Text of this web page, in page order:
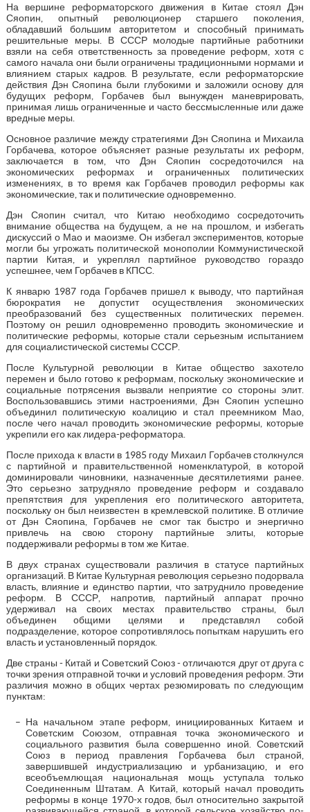
На вершине реформаторского движения в Китае стоял Дэн
Сяопин, опытный революционер старшего поколения,
обладавший большим авторитетом и способный принимать
решительные меры. В СССР молодые партийные работники
взяли на себя ответственность за проведение реформ, хотя с
самого начала они были ограничены традиционными нормами и
влиянием старых кадров. В результате, если реформаторские
действия Дэн Сяопина были глубокими и заложили основу для
будущих реформ, Горбачев был вынужден маневрировать,
принимая лишь ограниченные и часто бессмысленные или даже
вредные меры.
Основное различие между стратегиями Дэн Сяопина и Михаила
Горбачева, которое объясняет разные результаты их реформ,
заключается в том, что Дэн Сяопин сосредоточился на
экономических реформах и ограниченных политических
изменениях, в то время как Горбачев проводил реформы как
экономические, так и политические одновременно.
Дэн Сяопин считал, что Китаю необходимо сосредоточить
внимание общества на будущем, а не на прошлом, и избегать
дискуссий о Мао и маоизме. Он избегал экспериментов, которые
могли бы угрожать политической монополии Коммунистической
партии Китая, и укреплял партийное руководство гораздо
успешнее, чем Горбачев в КПСС.
К январю 1987 года Горбачев пришел к выводу, что партийная
бюрократия не допустит осуществления экономических
преобразований без существенных политических перемен.
Поэтому он решил одновременно проводить экономические и
политические реформы, которые стали серьезным испытанием
для социалистической системы СССР.
После Культурной революции в Китае общество захотело
перемен и было готово к реформам, поскольку экономические и
социальные потрясения вызвали неприятие со стороны элит.
Воспользовавшись этими настроениями, Дэн Сяопин успешно
объединил политическую коалицию и стал преемником Мао,
после чего начал проводить экономические реформы, которые
укрепили его как лидера-реформатора.
После прихода к власти в 1985 году Михаил Горбачев столкнулся
с партийной и правительственной номенклатурой, в которой
доминировали чиновники, назначенные десятилетиями ранее.
Это серьезно затрудняло проведение реформ и создавало
препятствия для укрепления его политического авторитета,
поскольку он был неизвестен в кремлевской политике. В отличие
от Дэн Сяопина, Горбачев не смог так быстро и энергично
привлечь на свою сторону партийные элиты, которые
поддерживали реформы в том же Китае.
В двух странах существовали различия в статусе партийных
организаций. В Китае Культурная революция серьезно подорвала
власть, влияние и единство партии, что затруднило проведение
реформ. В СССР, напротив, партийный аппарат прочно
удерживал на своих местах правительство страны, был
объединен общими целями и представлял собой
подразделение, которое сопротивлялось попыткам нарушить его
власть и установленный порядок.
Две страны - Китай и Советский Союз - отличаются друг от друга с
точки зрения отправной точки и условий проведения реформ. Эти
различия можно в общих чертах резюмировать по следующим
пунктам:
На начальном этапе реформ, инициированных Китаем и
Советским Союзом, отправная точка экономического и
социального развития была совершенно иной. Советский
Союз в период правления Горбачева был страной,
завершившей индустриализацию и урбанизацию, и его
всеобъемлющая национальная мощь уступала только
Соединенным Штатам. А Китай, который начал проводить
реформы в конце 1970-х годов, был относительно закрытой